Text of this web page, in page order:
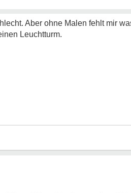
Aber ohne Malen fehlt mir
Leuchtturm.